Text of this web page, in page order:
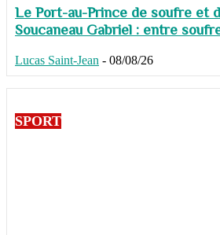
Le Port-au-Prince de soufre et
Soucaneau Gabriel : entre
Lucas Saint-Jean - 08/08/26
SPORT